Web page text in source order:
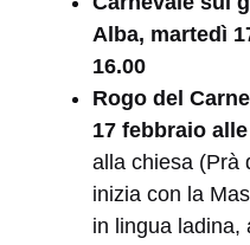
Alba, martedì
16.00
Rogo del
17 febbraio
alla chiesa (Prà
inizia con la
in lingua ladina,